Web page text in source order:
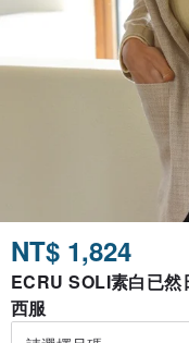
NT$ 1,824
ECRU SOLI素白已然
西服